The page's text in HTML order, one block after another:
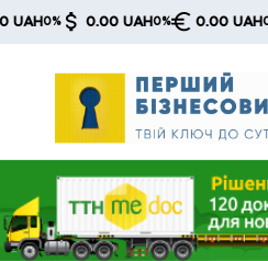
Skip
0% 0.00 UAH0% 0.00 UAH0%